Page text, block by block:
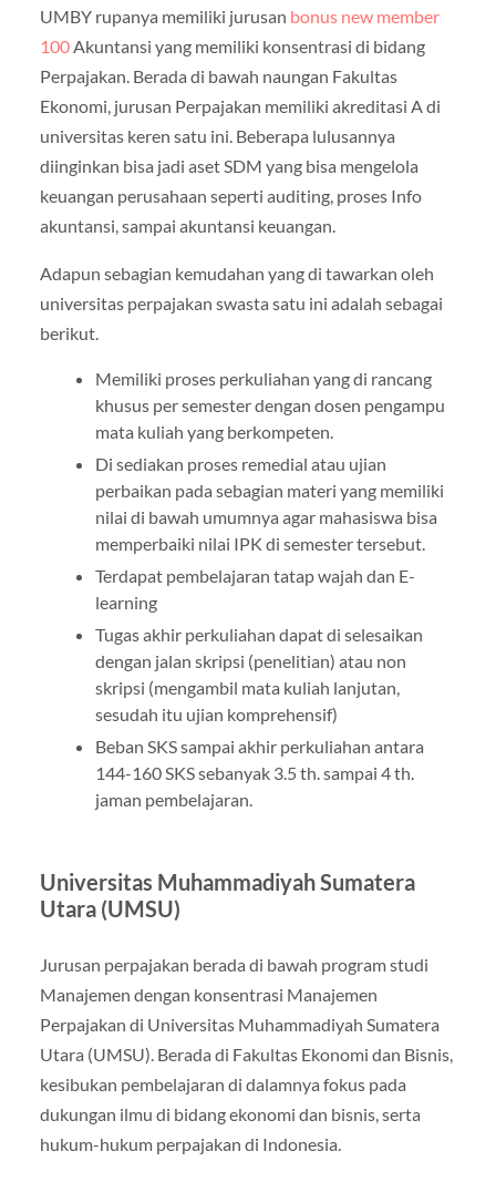
UMBY rupanya memiliki jurusan bonus new member
100Akuntansi yang memiliki konsentrasi di bidang
Perpajakan. Berada di bawah naungan Fakultas
Ekonomi, jurusan Perpajakan memiliki akreditasi A di
universitas keren satu ini. Beberapa lulusannya
diinginkan bisa jadi aset SDM yang bisa mengelola
keuangan perusahaan seperti auditing, proses Info
akuntansi, sampai akuntansi keuangan.
Adapun sebagian kemudahan yang di tawarkan oleh
universitas perpajakan swasta satu ini adalah sebagai
berikut.
Memiliki proses perkuliahan yang di rancang
khusus per semester dengan dosen pengampu
mata kuliah yang berkompeten.
Di sediakan proses remedial atau ujian
perbaikan pada sebagian materi yang memiliki
nilai di bawah umumnya agar mahasiswa bisa
memperbaiki nilai IPK di semester tersebut.
Terdapat pembelajaran tatap wajah dan E-
learning
Tugas akhir perkuliahan dapat di selesaikan
dengan jalan skripsi (penelitian) atau non
skripsi (mengambil mata kuliah lanjutan,
sesudah itu ujian komprehensif)
Beban SKS sampai akhir perkuliahan antara
144-160 SKS sebanyak 3.5 th. sampai 4 th.
jaman pembelajaran.
Universitas Muhammadiyah Sumatera
Utara (UMSU)
Jurusan perpajakan berada di bawah program studi
Manajemen dengan konsentrasi Manajemen
Perpajakan di Universitas Muhammadiyah Sumatera
Utara (UMSU). Berada di Fakultas Ekonomi dan Bisnis,
kesibukan pembelajaran di dalamnya fokus pada
dukungan ilmu di bidang ekonomi dan bisnis, serta
hukum-hukum perpajakan di Indonesia.